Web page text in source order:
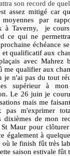
son record de
assez mitigé car
par
à Taverny, je
ce qui ne
échéance
qualificatif aux
avec Mahrez
me qualifier aux
je n'ai pas du tout
supérieur à
Le 26 juin je
mais me
m'exprimer
dixièmes de mon
Maur pour
également à
où le finish fût très
saison estivale fût